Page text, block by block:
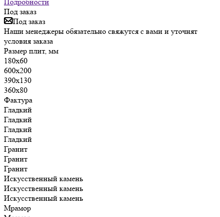
Под заказ
Под заказ
Наши менеджеры обязательно свяжутся с вами и уточнят
условия заказа
Размер плит, мм
180х60
600х200
390х130
360х80
Фактура
Гладкий
Гладкий
Гладкий
Гладкий
Гранит
Гранит
Гранит
Искусственный камень
Искусственный камень
Искусственный камень
Мрамор